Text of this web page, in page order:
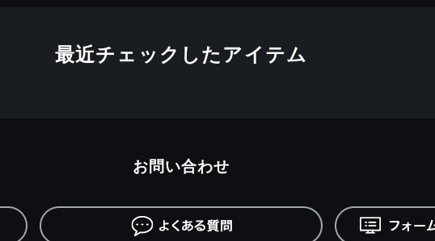
最近チェックしたアイテム
お問い合わせ